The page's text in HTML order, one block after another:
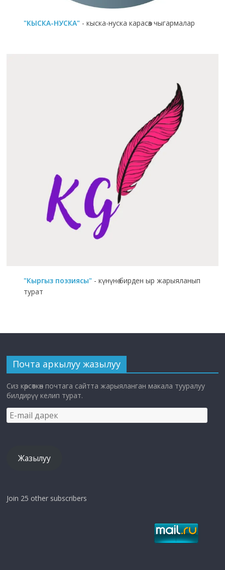
"КЫСКА-НУСКА" - кыска-нуска карасөз чыгармалар
"Кыргыз поэзиясы" - күнүнө бирден ыр жарыяланып
турат
Почта аркылуу жазылуу
Сиз көрсөткөн почтага сайтта жарыяланган макала тууралуу
билдирүү келип турат.
E-
mail
Жазылуу
Join 25 other subscribers